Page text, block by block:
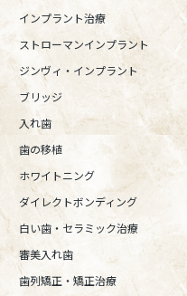
インプラント治療
ストローマンインプラント
ジンヴィ・インプラント
ブリッジ
入れ歯
歯の移植
ホワイトニング
ダイレクトボンディング
白い歯・セラミック治療
審美入れ歯
歯列矯正・矯正治療